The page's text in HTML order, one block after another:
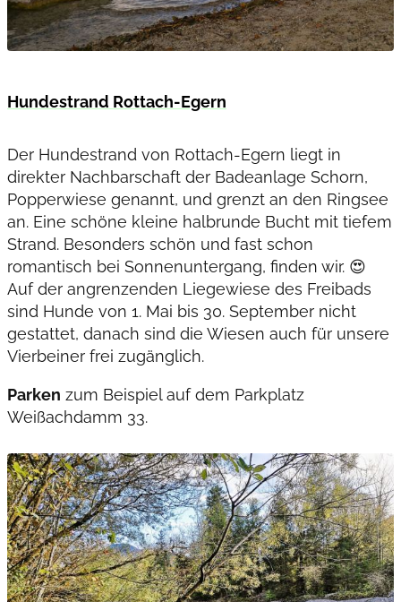
Hundestrand Rottach-Egern
Der Hundestrand von Rottach-Egern liegt in
direkter Nachbarschaft der Badeanlage Schorn,
Popperwiese genannt, und grenzt an den Ringsee
an. Eine schöne kleine halbrunde Bucht mit tiefem
Strand. Besonders schön und fast schon
romantisch bei Sonnenuntergang, finden wir. 😍
Auf der angrenzenden Liegewiese des Freibads
sind Hunde von 1. Mai bis 30. September nicht
gestattet, danach sind die Wiesen auch für unsere
Vierbeiner frei zugänglich.
Parken zum Beispiel auf dem Parkplatz
Weißachdamm 33.